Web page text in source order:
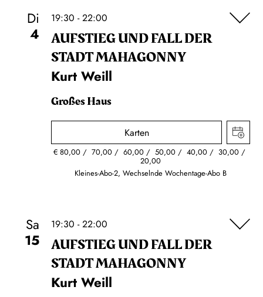
Di
4
19:30 - 22:00
AUFSTIEG UND FALL DER
STADT MAHAGONNY
Kurt Weill
Großes Haus
Karten
€80,00 70,00 60,00 50,00 40,00 30,00
20,00
Kleines-Abo-2, Wechselnde Wochentage-Abo B
Sa
15
19:30 - 22:00
AUFSTIEG UND FALL DER
STADT MAHAGONNY
Kurt Weill